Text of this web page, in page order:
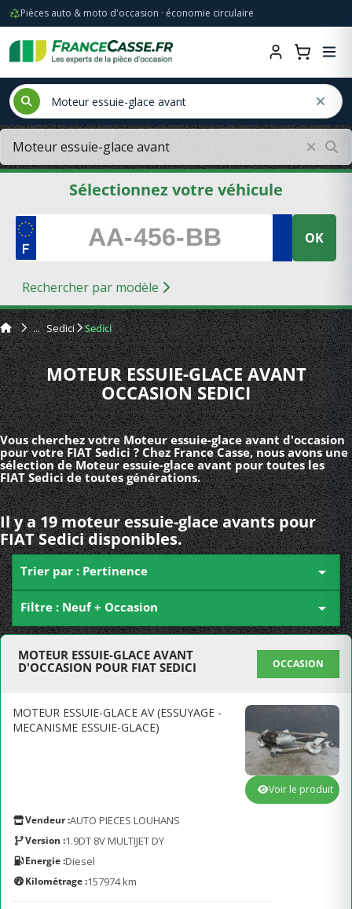
Pièces auto & moto d'occasion · économie circulaire
Sélectionnez votre véhicule
OK
Rechercher par modèle
Sedici Sedici
MOTEUR ESSUIE-GLACE AVANT
OCCASION SEDICI
Vous cherchez votre Moteur essuie-glace avant d'occasion
pour votre FIAT Sedici ? Chez France Casse, nous avons une
sélection de Moteur essuie-glace avant pour toutes les
FIAT Sedici de toutes générations.
Il y a 19 moteur essuie-glace avants pour
FIAT Sedici disponibles.
Trier par : Pertinence 
Filtre : Neuf + Occasion 
MOTEUR ESSUIE-GLACE AVANT
D'OCCASION POUR FIAT SEDICI
OCCASION
MOTEUR ESSUIE-GLACE AV (ESSUYAGE -
MECANISME ESSUIE-GLACE)
Vendeur :AUTO PIECES LOUHANS
Version :1.9DT 8V MULTIJET DY
Energie :Diesel
Kilométrage :157974 km
Voir le produit